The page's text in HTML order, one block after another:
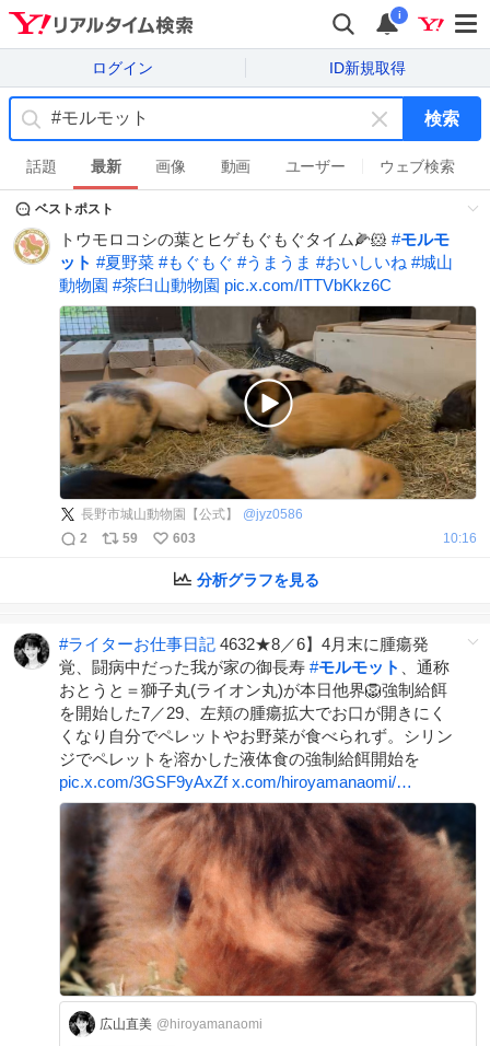
i
ログイン ID新規取得
キ
ー
ワ
ド
を
消
す
検索
話題 最新 画像 動画 ユーザー ウェブ検索
ベストポスト
トウモロコシの葉とヒゲもぐもぐタイム🌽🐹 #モルモ
ット #夏野菜 #もぐもぐ #うまうま #おいしいね #城山
動物園 #茶臼山動物園 pic.x.com/ITTVbKkz6C
長野市城山動物園【公式】 @jyz0586
2
59 603 10:16
分析グラフを見る
#ライターお仕事日記 4632★8／6】4月末に腫瘍発
覚、闘病中だった我が家の御長寿 #モルモット
、通称
おとうと＝獅子丸(ライオン丸)が本日他界🦁強制給餌
を開始した7／29、左頬の腫瘍拡大でお口が開きにく
くなり自分でペレットやお野菜が食べられず。シリン
ジでペレットを溶かした液体食の強制給餌開始を
pic.x.com/3GSF9yAxZf x.com/hiroyamanaomi/…
広山直美 @hiroyamanaomi